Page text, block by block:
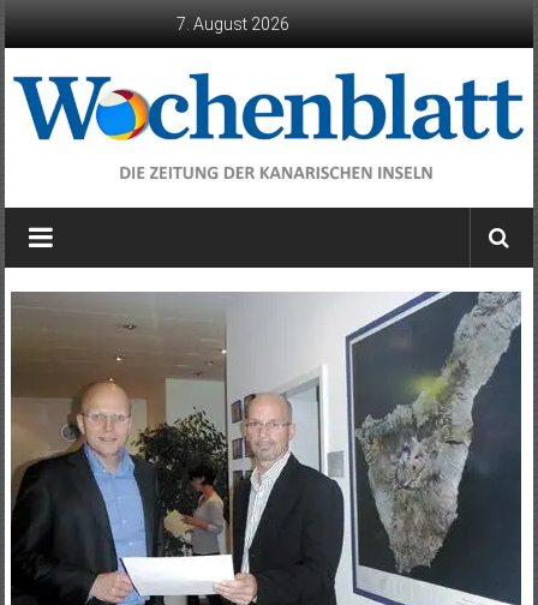
7. August 2026
Wochenblatt
die
Kanarischen